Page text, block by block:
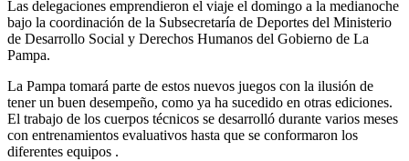
Las delegaciones emprendieron el viaje el domingo a la medianoche
bajo la coordinación de la Subsecretaría de Deportes del Ministerio
de Desarrollo Social y Derechos Humanos del Gobierno de La
Pampa.
La Pampa tomará parte de estos nuevos juegos con la ilusión de
tener un buen desempeño, como ya ha sucedido en otras ediciones.
El trabajo de los cuerpos técnicos se desarrolló durante varios meses
con entrenamientos evaluativos hasta que se conformaron los
diferentes equipos .